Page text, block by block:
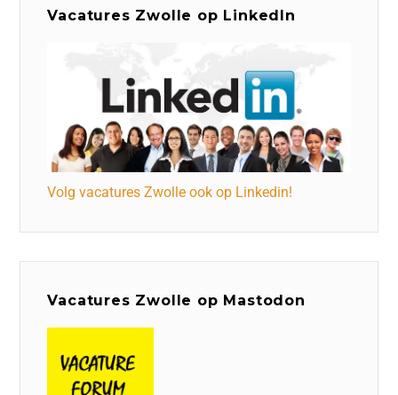
Vacatures Zwolle op LinkedIn
Volg vacatures Zwolle ook op Linkedin!
Vacatures Zwolle op Mastodon